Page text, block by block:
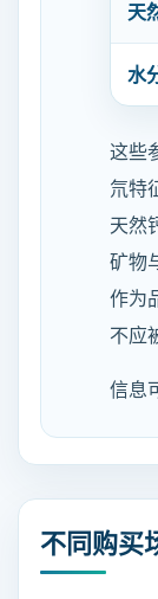
天
水
这些
氘特
天然
矿物
作为
不应
信息
不同购买